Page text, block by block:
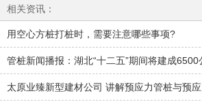
相关资讯：
用空心方桩打桩时，需要注意哪些事项?
管桩新闻播报：湖北“十二五”期间将建成6500
太原业臻新型建材公司 讲解预应力管桩与预